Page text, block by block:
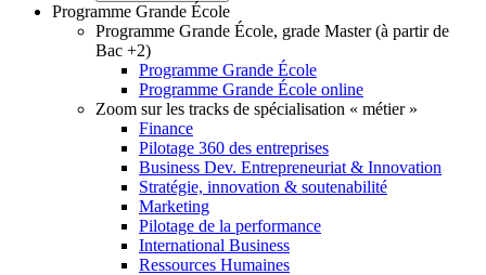
Programme Grande École
Programme Grande École, grade Master (à partir de
Bac +2)
Programme Grande École
Programme Grande École online
Zoom sur les tracks de spécialisation « métier »
Finance
Pilotage 360 des entreprises
Business Dev. Entrepreneuriat & Innovation
Stratégie, innovation & soutenabilité
Marketing
Pilotage de la performance
International Business
Ressources Humaines